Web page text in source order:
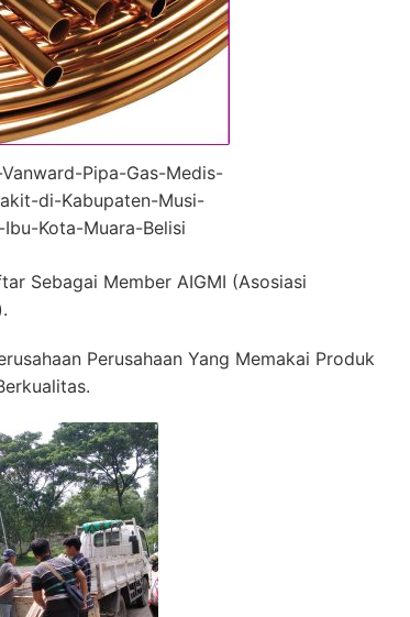
Pipa-Gas-Medis-
di-Kabupaten-Musi-
Ibu-Kota-Muara-Belisi
Sebagai Member AIGMI (Asosiasi
Perusahaan Yang Memakai Produk